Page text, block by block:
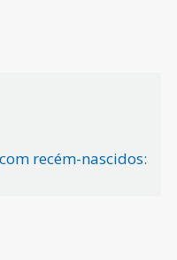
recém-nascidos: